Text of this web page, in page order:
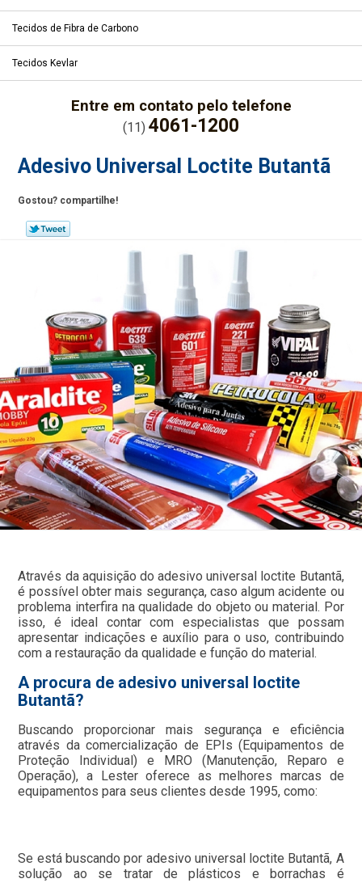
Tecidos de Fibra de Carbono
Tecidos Kevlar
Entre em contato pelo telefone
(11) 4061-1200
Adesivo Universal Loctite Butantã
Gostou? compartilhe!
Através da aquisição do adesivo universal loctite Butantã,
é possível obter mais segurança, caso algum acidente ou
problema interfira na qualidade do objeto ou material. Por
isso, é ideal contar com especialistas que possam
apresentar indicações e auxílio para o uso, contribuindo
com a restauração da qualidade e função do material.
A procura de adesivo universal loctite
Butantã?
Buscando proporcionar mais segurança e eficiência
através da comercialização de EPIs (Equipamentos de
Proteção Individual) e MRO (Manutenção, Reparo e
Operação), a Lester oferece as melhores marcas de
equipamentos para seus clientes desde 1995, como:
Se está buscando por adesivo universal loctite Butantã, A
solução ao se tratar de plásticos e borrachas é